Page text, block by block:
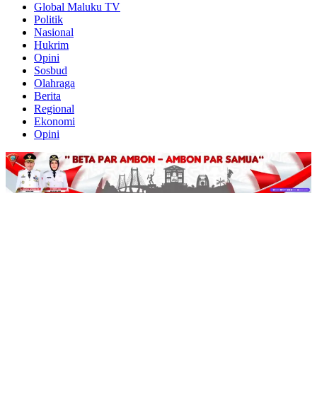
Global Maluku TV
Politik
Nasional
Hukrim
Opini
Sosbud
Olahraga
Berita
Regional
Ekonomi
Opini